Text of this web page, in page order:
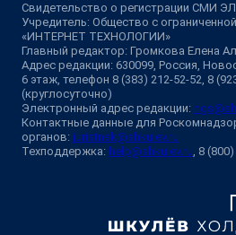
Свидетельство о регистрации СМИ
Учредитель: Общество с
«ИНТЕРНЕТ ТЕХНОЛОГИИ»
Главный редактор: Громкова Елена
Адрес редакции: 630099, Россия,
6 этаж, телефон 8 (383) 212-52-52, 8
(круглосуточно)
Электронный адрес редакции:
Контактные данные для
органов: juristnsk@shkulev.ru
Техподдержка: help@shkulev.ru , 8